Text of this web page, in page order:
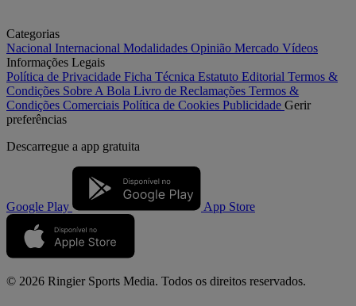
Categorias
Nacional Internacional Modalidades Opinião Mercado Vídeos
Informações Legais
Política de Privacidade Ficha Técnica Estatuto Editorial Termos &
Condições Sobre A Bola Livro de Reclamações Termos &
Condições Comerciais Política de Cookies Publicidade Gerir
preferências
Descarregue a app gratuita
Google Play App Store
© 2026 Ringier Sports Media. Todos os direitos reservados.